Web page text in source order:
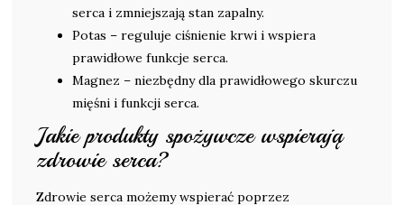
serca i zmniejszają stan zapalny.
Potas – reguluje ciśnienie krwi i wspiera
prawidłowe funkcje serca.
Magnez – niezbędny dla prawidłowego skurczu
mięśni i funkcji serca.
Jakie produkty spożywcze wspierają
zdrowie serca?
Zdrowie serca możemy wspierać poprzez